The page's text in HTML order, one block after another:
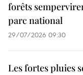
forêts
parc national
29/07/2026 09:30
Les fortes pluies